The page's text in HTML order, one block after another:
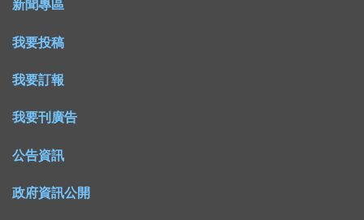
新聞專區
我要投稿
我要訂報
我要刊廣告
公告資訊
政府資訊公開